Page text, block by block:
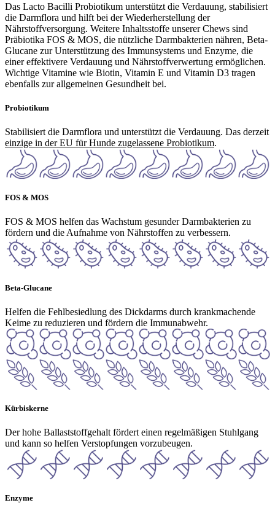
Das Lacto Bacilli Probiotikum unterstützt die Verdauung, stabilisiert
die Darmflora und hilft bei der Wiederherstellung der
Nährstoffversorgung. Weitere Inhaltsstoffe unserer Chews sind
Präbiotika FOS & MOS, die nützliche Darmbakterien nähren, Beta-
Glucane zur Unterstützung des Immunsystems und Enzyme, die
einer effektivere Verdauung und Nährstoffverwertung ermöglichen.
Wichtige Vitamine wie Biotin, Vitamin E und Vitamin D3 tragen
ebenfalls zur allgemeinen Gesundheit bei.
Probiotikum
Stabilisiert die Darmflora und unterstützt die Verdauung. Das derzeit
einzige in der EU für Hunde zugelassene Probiotikum.
FOS & MOS
FOS & MOS helfen das Wachstum gesunder Darmbakterien zu
fördern und die Aufnahme von Nährstoffen zu verbessern.
Beta-Glucane
Helfen die Fehlbesiedlung des Dickdarms durch krankmachende
Keime zu reduzieren und fördern die Immunabwehr.
Kürbiskerne
Der hohe Ballaststoffgehalt fördert einen regelmäßigen Stuhlgang
und kann so helfen Verstopfungen vorzubeugen.
Enzyme